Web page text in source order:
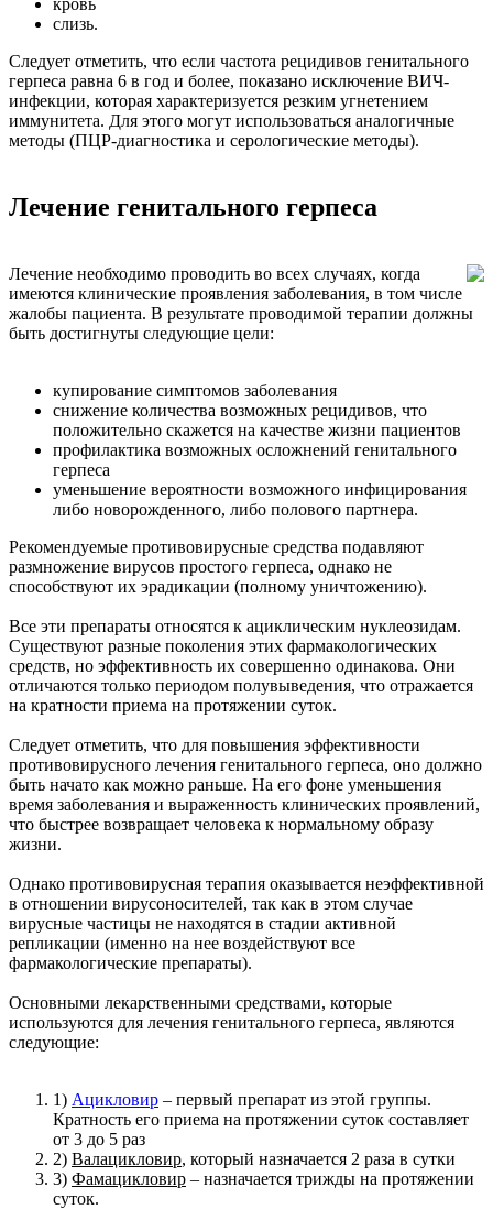
слизь.
Следует отметить, что если частота рецидивов генитального
герпеса равна 6 в год и более, показано исключение ВИЧ-
инфекции, которая характеризуется резким угнетением
иммунитета. Для этого могут использоваться аналогичные
методы (ПЦР-диагностика и серологические методы).
Лечение генитального герпеса
Лечение необходимо проводить во всех случаях, когда
имеются клинические проявления заболевания, в том числе
жалобы пациента. В результате проводимой терапии должны
быть достигнуты следующие цели:
купирование симптомов заболевания
снижение количества возможных рецидивов, что
положительно скажется на качестве жизни пациентов
профилактика возможных осложнений генитального
герпеса
уменьшение вероятности возможного инфицирования
либо новорожденного, либо полового партнера.
Рекомендуемые противовирусные средства подавляют
размножение вирусов простого герпеса, однако не
способствуют их эрадикации (полному уничтожению).
Все эти препараты относятся к ациклическим нуклеозидам.
Существуют разные поколения этих фармакологических
средств, но эффективность их совершенно одинакова. Они
отличаются только периодом полувыведения, что отражается
на кратности приема на протяжении суток.
Следует отметить, что для повышения эффективности
противовирусного лечения генитального герпеса, оно должно
быть начато как можно раньше. На его фоне уменьшения
время заболевания и выраженность клинических проявлений,
что быстрее возвращает человека к нормальному образу
жизни.
Однако противовирусная терапия оказывается неэффективной
в отношении вирусоносителей, так как в этом случае
вирусные частицы не находятся в стадии активной
репликации (именно на нее воздействуют все
фармакологические препараты).
Основными лекарственными средствами, которые
используются для лечения генитального герпеса, являются
следующие:
1) Ацикловир – первый препарат из этой группы.
Кратность его приема на протяжении суток составляет
от 3 до 5 раз
2) Валацикловир, который назначается 2 раза в сутки
3) Фамацикловир – назначается трижды на протяжении
суток.